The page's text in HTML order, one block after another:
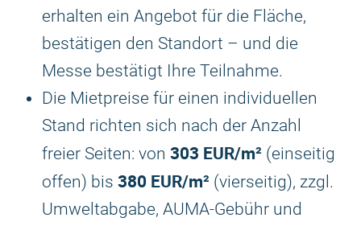
erhalten ein Angebot für die Fläche,
bestätigen den Standort – und die
Messe bestätigt Ihre Teilnahme.
Die Mietpreise für einen individuellen
Stand richten sich nach der Anzahl
freier Seiten: von 303 EUR/m² (einseitig
offen) bis 380 EUR/m² (vierseitig), zzgl.
Umweltabgabe, AUMA-Gebühr und